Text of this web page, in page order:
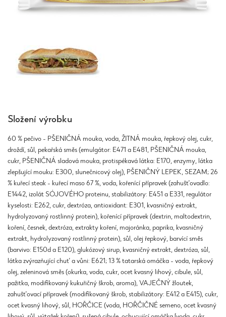
Složení výrobku
60 % pečivo - PŠENIČNÁ mouka, voda, ŽITNÁ mouka, řepkový olej, cukr,
droždí, sůl, pekařská směs (emulgátor: E471 a E481, PŠENIČNÁ mouka,
cukr, PŠENIČNÁ sladová mouka, protispékavá látka: E170, enzymy, látka
zlepšující mouku: E300, slunečnicový olej), PŠENIČNÝ LEPEK, SEZAM; 26
% kuřecí steak - kuřecí maso 67 %, voda, kořenící přípravek (zahušťovadlo:
E1442, izolát SÓJOVÉHO proteinu, stabilizátory: E451 a E331, regulátor
kyselosti: E262, cukr, dextróza, antioxidant: E301, kvasničný extrakt,
hydrolyzovaný rostlinný protein), kořenící přípravek (dextrin, maltodextrin,
koření, česnek, dextróza, extrakty koření, majoránka, paprika, kvasničný
extrakt, hydrolyzovaný rostlinný protein), sůl, olej řepkový, barvící směs
(barvivo: E150d a E120), glukózový sirup, kvasničný extrakt, dextróza, sůl,
látka zvýrazňující chuť a vůni: E621; 13 % tatarská omáčka - voda, řepkový
olej, zeleninová směs (okurka, voda, cukr, ocet kvasný lihový, cibule, sůl,
pažitka, modifikovaný kukuřičný škrob, aroma), VAJEČNÝ žloutek,
zahušťovací přípravek (modifikovaný škrob, stabilizátory: E412 a E415), cukr,
ocet kvasný lihový, sůl, HOŘČICE (voda, HOŘČIČNÉ semeno, ocet kvasný